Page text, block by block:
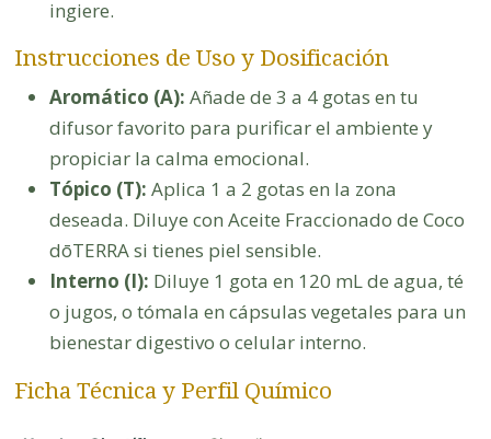
ingiere.
Instrucciones de Uso y Dosificación
Aromático (A): Añade de 3 a 4 gotas en tu
difusor favorito para purificar el ambiente y
propiciar la calma emocional.
Tópico (T): Aplica 1 a 2 gotas en la zona
deseada. Diluye con Aceite Fraccionado de Coco
dōTERRA si tienes piel sensible.
Interno (I): Diluye 1 gota en 120 mL de agua, té
o jugos, o tómala en cápsulas vegetales para un
bienestar digestivo o celular interno.
Ficha Técnica y Perfil Químico